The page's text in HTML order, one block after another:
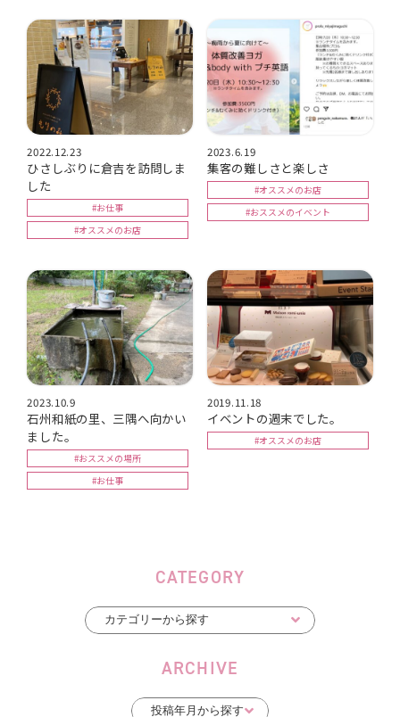
2022.12.23
ひさしぶりに倉吉を訪問しま
した
#お仕事
#オススメのお店
2023.6.19
集客の難しさと楽しさ
#オススメのお店
#おススメのイベント
2023.10.9
石州和紙の里、三隅へ向かい
ました。
#おススメの場所
#お仕事
2019.11.18
イベントの週末でした。
#オススメのお店
CATEGORY
ARCHIVE